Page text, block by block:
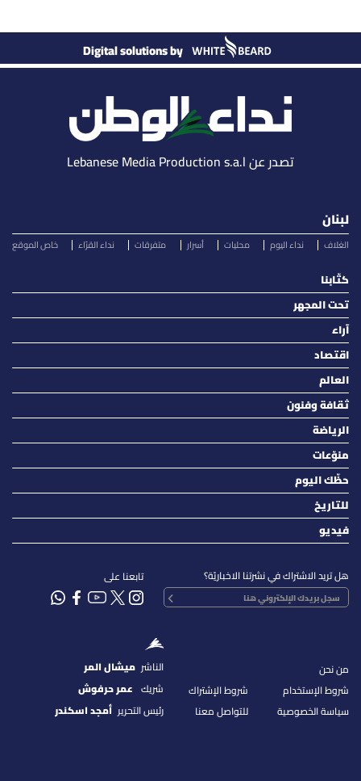
Digital solutions by
تصدر عن Lebanese Media Production s.a.l
لبنان
الغلاف نداء اليوم محليات أسرار متفرقات نداء القرّاء خاص الموقع
كتّابنا
تحت المجهر
آراء
اقتصاد
العالم
ثقافة وفنون
الرياضة
منوّعات
حظّك اليوم
للتاريخ
فيديو
هل تريد الاشتراك في نشرتنا الاخباريّة؟ تابعنا على
من نحن
شروط الإستخدام
سياسة الخصوصية
شروط الإشتراك
للتواصل معنا
الناشر ميشال المر
شريك عمر حرفوش
رئيس التحرير أمجد اسكندر